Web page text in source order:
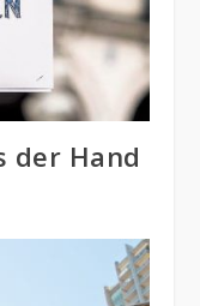
der Hand